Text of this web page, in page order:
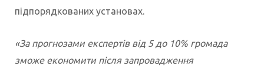
підпорядкованих установах.
«За прогнозами експертів від 5 до 10% громада
зможе економити після запровадження